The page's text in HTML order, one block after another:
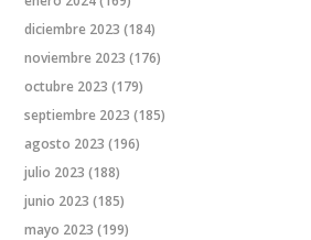
diciembre 2023 (184)
noviembre 2023 (176)
octubre 2023 (179)
septiembre 2023 (185)
agosto 2023 (196)
julio 2023 (188)
junio 2023 (185)
mayo 2023 (199)